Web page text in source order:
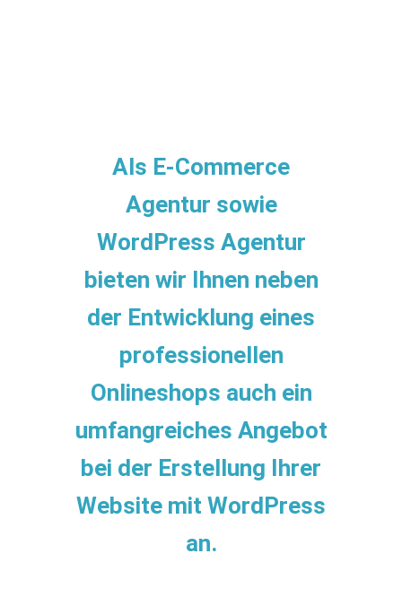
Als E-Commerce
Agentur sowie
WordPress Agentur
bieten wir Ihnen neben
der Entwicklung eines
professionellen
Onlineshops auch ein
umfangreiches Angebot
bei der Erstellung Ihrer
Website mit WordPress
an.